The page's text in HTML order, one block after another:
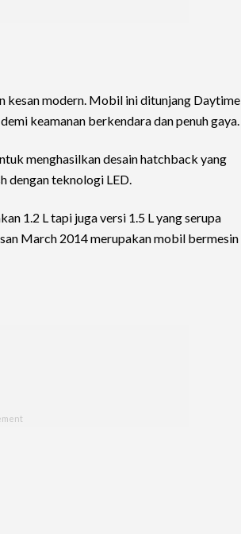
kesan modern. Mobil ini ditunjang Daytime
keamanan berkendara dan penuh gaya.
menghasilkan desain hatchback yang
dengan teknologi LED.
1.2 L tapi juga versi 1.5 L yang serupa
March 2014 merupakan mobil bermesin